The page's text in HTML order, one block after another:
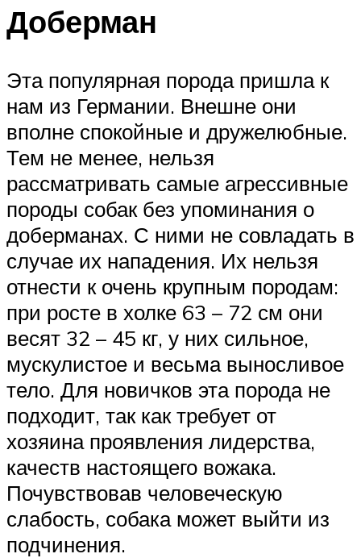
Доберман
Эта популярная порода пришла к
нам из Германии. Внешне они
вполне спокойные и дружелюбные.
Тем не менее, нельзя
рассматривать самые агрессивные
породы собак без упоминания о
доберманах. С ними не совладать в
случае их нападения. Их нельзя
отнести к очень крупным породам:
при росте в холке 63 – 72 см они
весят 32 – 45 кг, у них сильное,
мускулистое и весьма выносливое
тело. Для новичков эта порода не
подходит, так как требует от
хозяина проявления лидерства,
качеств настоящего вожака.
Почувствовав человеческую
слабость, собака может выйти из
подчинения.